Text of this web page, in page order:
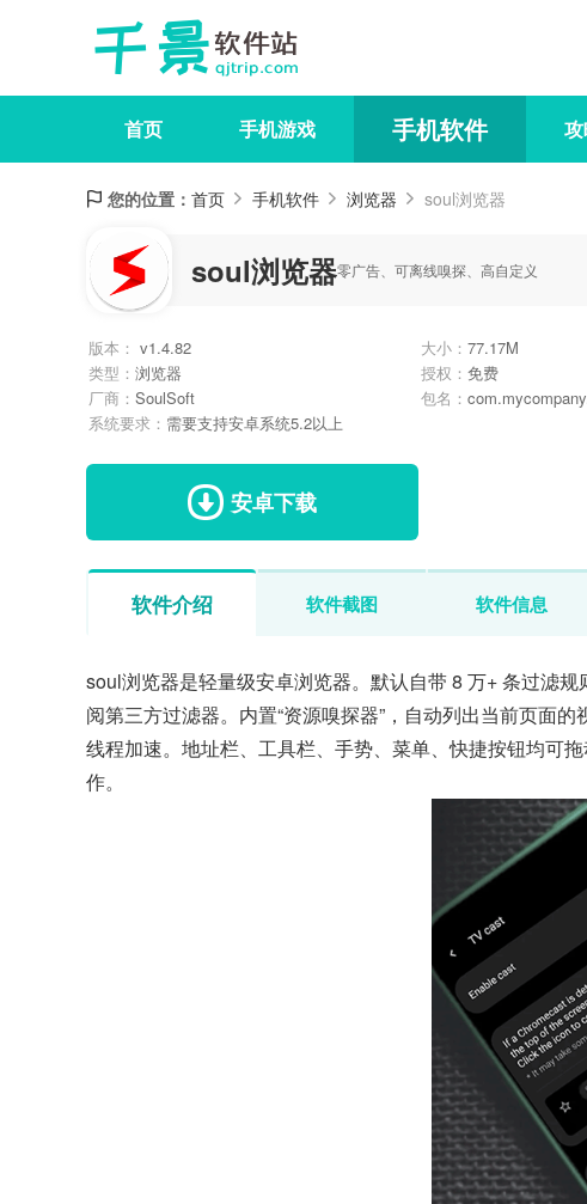
首页 手机游戏 手机软件
您的位置： 首页 手机软件 浏览器 soul浏览器
soul浏览器零广告、可离线嗅探、高自定义
版本： v1.4.82 大小： 77.17M
类型： 浏览器 授权： 免费
厂商： SoulSoft 包名：
系统要求： 需要支持安卓系统5.2以上
安卓下载
软件介绍 软件截图 软件信息
soul浏览器是轻量级安卓浏览器。默认自带 8 万+ 条过滤
阅第三方过滤器。内置“资源嗅探器”，自动列出当前页面
线程加速。地址栏、工具栏、手势、菜单、快捷按钮均可
作。